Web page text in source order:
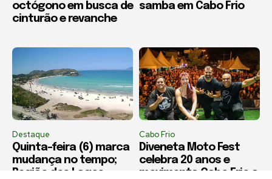
octógono em busca de
cinturão e revanche
samba em Cabo Frio
Destaque
Quinta-feira (6) marca
mudança no tempo;
Região dos Lagos
Cabo Frio
Diveneta Moto Fest
celebra 20 anos e
movimenta Cabo Frio a